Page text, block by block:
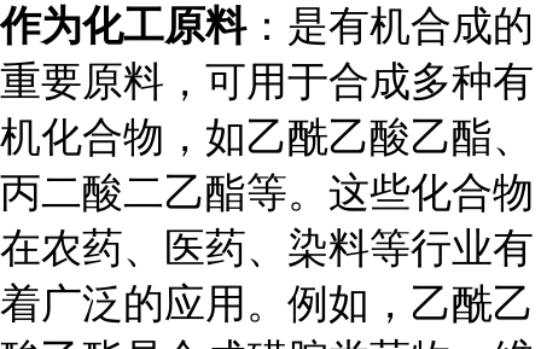
作为化工原料：是有机合成的
重要原料，可用于合成多种有
机化合物，如乙酰乙酸乙酯、
丙二酸二乙酯等。这些化合物
在农药、医药、染料等行业有
着广泛的应用。例如，乙酰乙